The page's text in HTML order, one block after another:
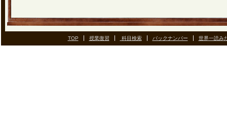
TOP 授業復習 科目検索 バックナンバー 世界一読み